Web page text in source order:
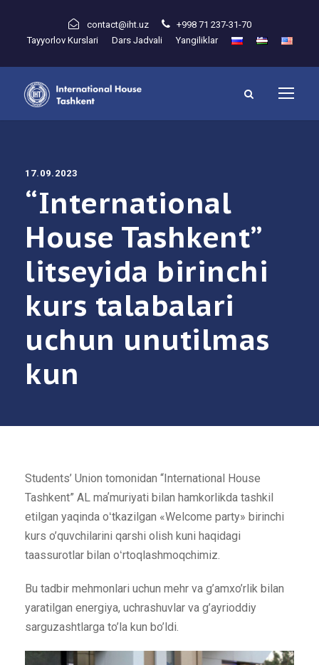
contact@iht.uz
+998 71 237-31-70
Tayyorlov Kurslari
Dars Jadvali Yangiliklar
17.09.2023
“International
House Tashkent”
litseyida birinchi
kurs talabalari
uchun unutilmas
kun
Students’ Union tomonidan “International House
Tashkent” AL maʼmuriyati bilan hamkorlikda tashkil
etilgan yaqinda oʻtkazilgan «Welcome party» birinchi
kurs o’quvchilarini qarshi olish kuni haqidagi
taassurotlar bilan oʻrtoqlashmoqchimiz.
Bu tadbir mehmonlari uchun mehr va g’amxo’rlik bilan
yaratilgan energiya, uchrashuvlar va g’ayrioddiy
sarguzashtlarga to’la kun bo’ldi.